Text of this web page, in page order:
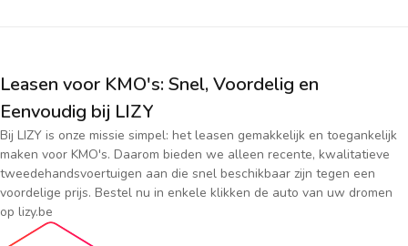
Leasen voor KMO's: Snel, Voordelig en
Eenvoudig bij LIZY
Bij LIZY is onze missie simpel: het leasen gemakkelijk en toegankelijk
maken voor KMO's. Daarom bieden we alleen recente, kwalitatieve
tweedehandsvoertuigen aan die snel beschikbaar zijn tegen een
voordelige prijs. Bestel nu in enkele klikken de auto van uw dromen
op lizy.be